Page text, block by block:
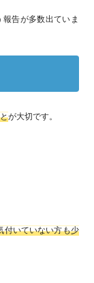
告が多数出ていま
が大切です。
付いていない方も少